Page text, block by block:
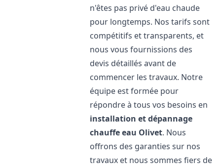
n'êtes pas privé d'eau chaude
pour longtemps. Nos tarifs sont
compétitifs et transparents, et
nous vous fournissions des
devis détaillés avant de
commencer les travaux. Notre
équipe est formée pour
répondre à tous vos besoins en
installation et dépannage
chauffe eau Olivet. Nous
offrons des garanties sur nos
travaux et nous sommes fiers de